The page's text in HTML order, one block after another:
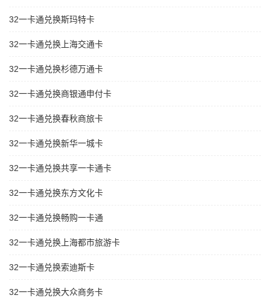
32一卡通兑换斯玛特卡
32一卡通兑换上海交通卡
32一卡通兑换杉德万通卡
32一卡通兑换商银通申付卡
32一卡通兑换春秋商旅卡
32一卡通兑换新华一城卡
32一卡通兑换共享一卡通卡
32一卡通兑换东方文化卡
32一卡通兑换畅购一卡通
32一卡通兑换上海都市旅游卡
32一卡通兑换索迪斯卡
32一卡通兑换大众商务卡